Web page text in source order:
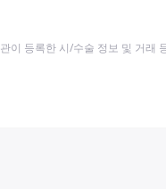
이 등록한 시/수술 정보 및 거래